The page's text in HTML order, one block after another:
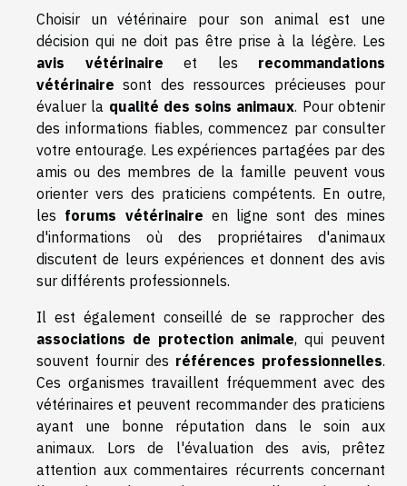
Choisir un vétérinaire pour son animal est une
décision qui ne doit pas être prise à la légère. Les
avis vétérinaire et les recommandations
vétérinaire sont des ressources précieuses pour
évaluer la qualité des soins animaux. Pour obtenir
des informations fiables, commencez par consulter
votre entourage. Les expériences partagées par des
amis ou des membres de la famille peuvent vous
orienter vers des praticiens compétents. En outre,
les forums vétérinaire en ligne sont des mines
d'informations où des propriétaires d'animaux
discutent de leurs expériences et donnent des avis
sur différents professionnels.
Il est également conseillé de se rapprocher des
associations de protection animale, qui peuvent
souvent fournir des références professionnelles.
Ces organismes travaillent fréquemment avec des
vétérinaires et peuvent recommander des praticiens
ayant une bonne réputation dans le soin aux
animaux. Lors de l'évaluation des avis, prêtez
attention aux commentaires récurrents concernant